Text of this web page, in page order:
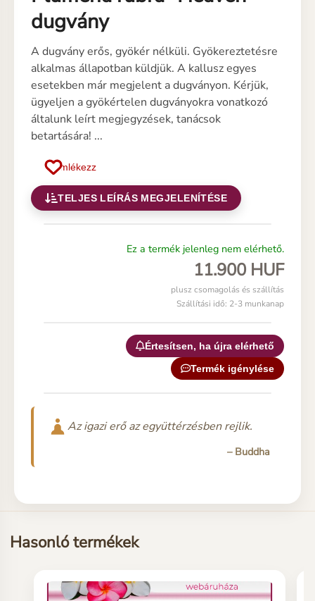
dugvány
A dugvány erős, gyökér nélküli. Gyökereztetésre
alkalmas állapotban küldjük. A kallusz egyes
esetekben már megjelent a dugványon. Kérjük,
ügyeljen a gyökértelen dugványokra vonatkozó
általunk leírt megjegyzések, tanácsok
betartására! ...
Emlékezz
TELJES LEÍRÁS MEGJELENÍTÉSE
Ez a termék jelenleg nem elérhető.
11.900 HUF
plusz csomagolás és szállítás
Szállítási idő: 2-3 munkanap
Értesítsen, ha újra elérhető
Termék igénylése
Az igazi erő az együttérzésben rejlik.
– Buddha
Hasonló termékek